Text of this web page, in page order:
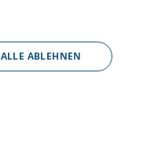
ALLE ABLEHNEN